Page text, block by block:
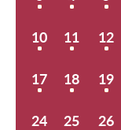
10 11 12
17 18 19
24 25 26